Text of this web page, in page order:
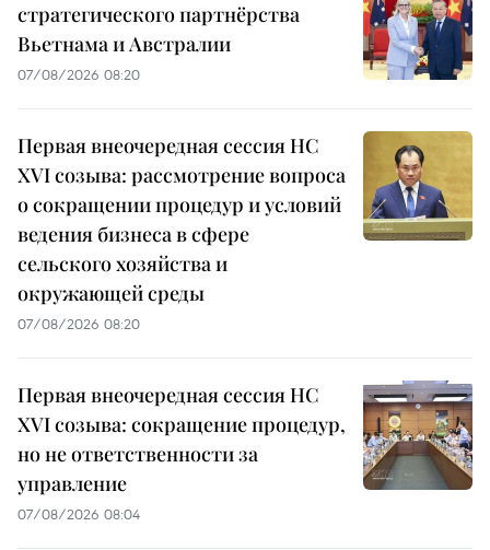
стратегического партнёрства
Вьетнама и Австралии
07/08/2026 08:20
Первая внеочередная сессия НС
XVI созыва: рассмотрение вопроса
о сокращении процедур и условий
ведения бизнеса в сфере
сельского хозяйства и
окружающей среды
07/08/2026 08:20
Первая внеочередная сессия НС
XVI созыва: сокращение процедур,
но не ответственности за
управление
07/08/2026 08:04